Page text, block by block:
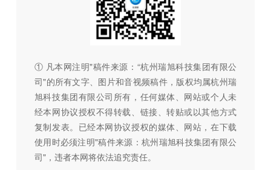
① 凡本网注明"稿件来源：“杭州瑞旭科技集团有限公
司"的所有文字、图片和音视频稿件，版权均属杭州瑞
旭科技集团有限公司所有，任何媒体、网站或个人未
经本网协议授权不得转载、链接、转贴或以其他方式
复制发表。已经本网协议授权的媒体、网站，在下载
使用时必须注明"稿件来源：杭州瑞旭科技集团有限公
司"，违者本网将依法追究责任。